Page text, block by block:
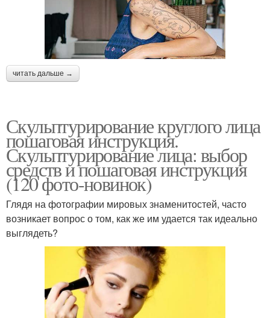
читать дальше →
Скульптурирование круглого лица
пошаговая инструкция.
Скульптурирование лица: выбор
средств и пошаговая инструкция
(120 фото-новинок)
Глядя на фотографии мировых знаменитостей, часто
возникает вопрос о том, как же им удается так идеально
выглядеть?